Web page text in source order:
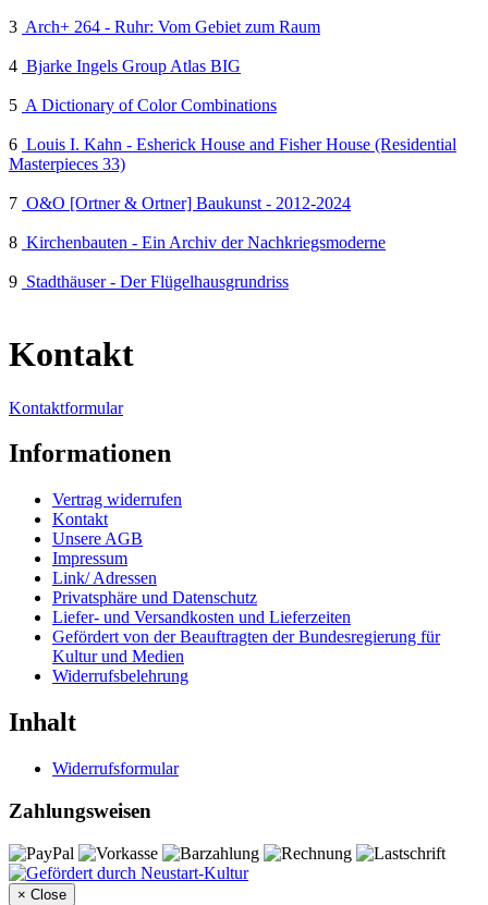
3 Arch+ 264 - Ruhr: Vom Gebiet zum Raum
4 Bjarke Ingels Group Atlas BIG
5 A Dictionary of Color Combinations
6 Louis I. Kahn - Esherick House and Fisher House (Residential
Masterpieces 33)
7 O&O [Ortner & Ortner] Baukunst - 2012-2024
8 Kirchenbauten - Ein Archiv der Nachkriegsmoderne
9 Stadthäuser - Der Flügelhausgrundriss
Kontakt
Kontaktformular
Informationen
Vertrag widerrufen
Kontakt
Unsere AGB
Impressum
Link/ Adressen
Privatsphäre und Datenschutz
Liefer- und Versandkosten und Lieferzeiten
Gefördert von der Beauftragten der Bundesregierung für
Kultur und Medien
Widerrufsbelehrung
Inhalt
Widerrufsformular
Zahlungsweisen
× Close